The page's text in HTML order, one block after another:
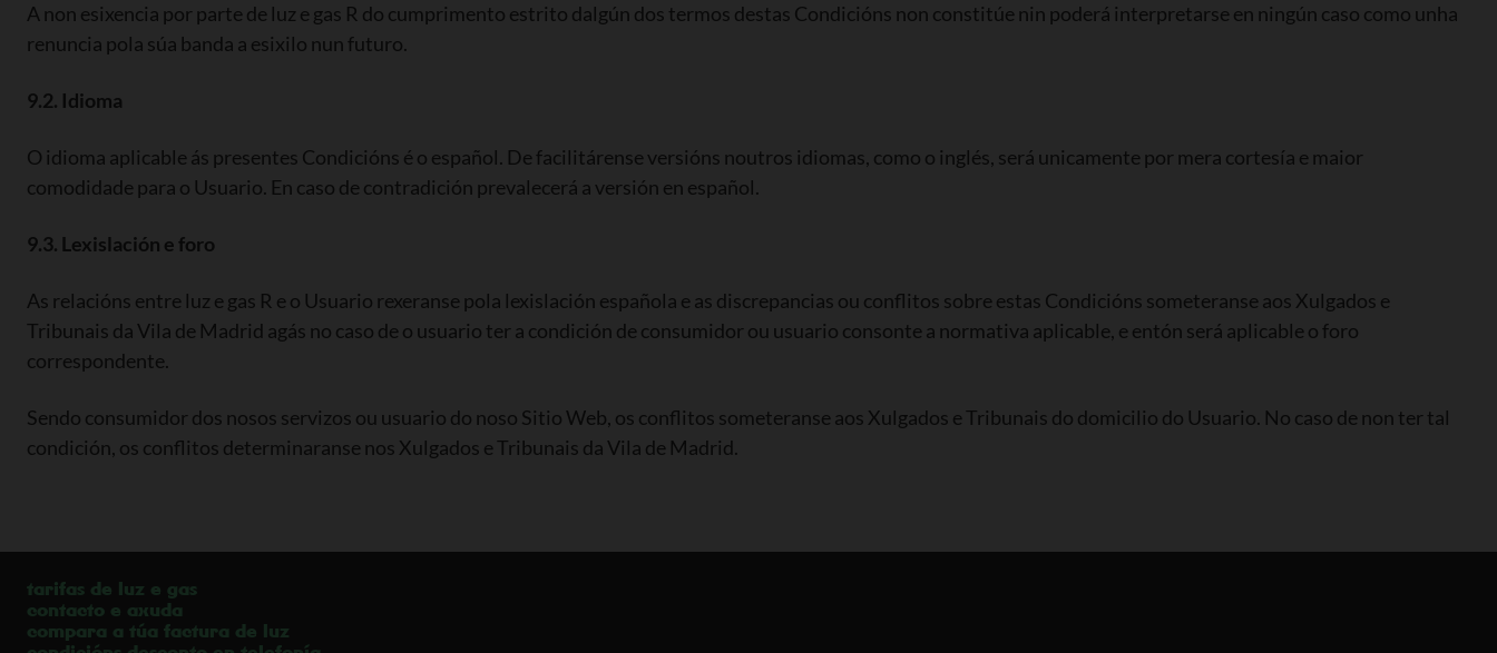
A non esixencia por parte de luz e gas R do cumprimento estrito dalgún dos termos destas Condicións non constitúe nin poderá interpretarse en ningún caso como unha
renuncia pola súa banda a esixilo nun futuro.
9.2. Idioma
O idioma aplicable ás presentes Condicións é o español. De facilitárense versións noutros idiomas, como o inglés, será unicamente por mera cortesía e maior
comodidade para o Usuario. En caso de contradición prevalecerá a versión en español.
9.3. Lexislación e foro
As relacións entre luz e gas R e o Usuario rexeranse pola lexislación española e as discrepancias ou conflitos sobre estas Condicións someteranse aos Xulgados e
Tribunais da Vila de Madrid agás no caso de o usuario ter a condición de consumidor ou usuario consonte a normativa aplicable, e entón será aplicable o foro
correspondente.
Sendo consumidor dos nosos servizos ou usuario do noso Sitio Web, os conflitos someteranse aos Xulgados e Tribunais do domicilio do Usuario. No caso de non ter tal
condición, os conflitos determinaranse nos Xulgados e Tribunais da Vila de Madrid.
tarifas de luz e gas
contacto e axuda
compara a túa factura de luz